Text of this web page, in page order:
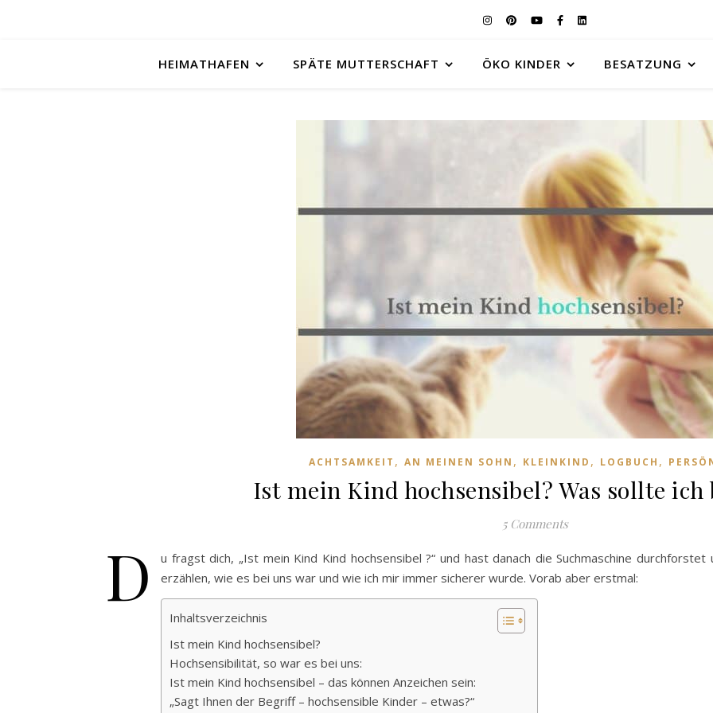
HEIMATHAFEN SPÄTE MUTTERSCHAFT ÖKO KINDER BESATZUNG
ACHTSAMKEIT , AN MEINEN SOHN , KLEINKIND , LOGBUCH ,
Ist mein Kind hochsensibel? Was sollte ich
5 Comments
D
u fragst dich, „Ist mein Kind Kind hochsensibel ?“ und hast danach die Suchmaschine
erzählen, wie es bei uns war und wie ich mir immer sicherer wurde. Vorab aber erstmal:
Inhaltsverzeichnis
Ist mein Kind hochsensibel?
Hochsensibilität, so war es bei uns:
Ist mein Kind hochsensibel – das können Anzeichen sein:
„Sagt Ihnen der Begriff – hochsensible Kinder – etwas?“